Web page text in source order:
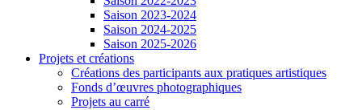
Saison 2023-2024
Saison 2024-2025
Saison 2025-2026
Projets et créations
Créations des participants aux pratiques artistiques
Fonds d’œuvres photographiques
Projets au carré